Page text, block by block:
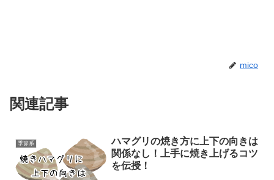
mico
関連記事
季節系
ハマグリの焼き方に上下の向きは
関係なし！上手に焼き上げるコツ
を伝授！